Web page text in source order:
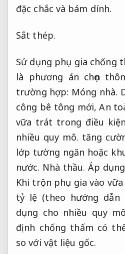
đặc chắc và bám dính.
Sắt thép.
Sử dụng phụ gia chống
là phương án chọn
trường hợp: Móng nhà.
công bê tông mới,An
vữa trát trong điều
nhiều quy mô. tăng
lớp tường ngăn hoặc
nước. Nhà thầu. Áp
Khi trộn phụ gia vào
tỷ lệ (theo hướng dẫn
dụng cho nhiều quy
định chống thấm có
so với vật liệu gốc.